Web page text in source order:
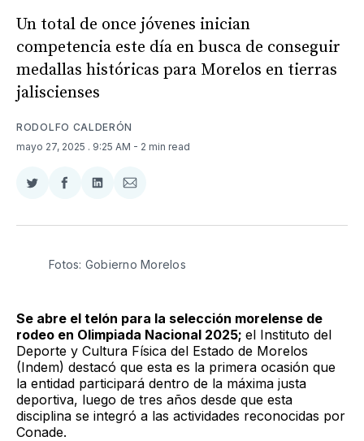
Un total de once jóvenes inician
competencia este día en busca de conseguir
medallas históricas para Morelos en tierras
jaliscienses
RODOLFO CALDERÓN
mayo 27, 2025 . 9:25 AM - 2 min read
Compartir
Twitter
Compartir
Facebook
Compartir
LinkedIn
Compartir
Email
Fotos: Gobierno Morelos
Se abre el telón para la selección morelense de
rodeo en Olimpiada Nacional 2025; el Instituto del
Deporte y Cultura Física del Estado de Morelos
(Indem) destacó que esta es la primera ocasión que
la entidad participará dentro de la máxima justa
deportiva, luego de tres años desde que esta
disciplina se integró a las actividades reconocidas por
Conade.